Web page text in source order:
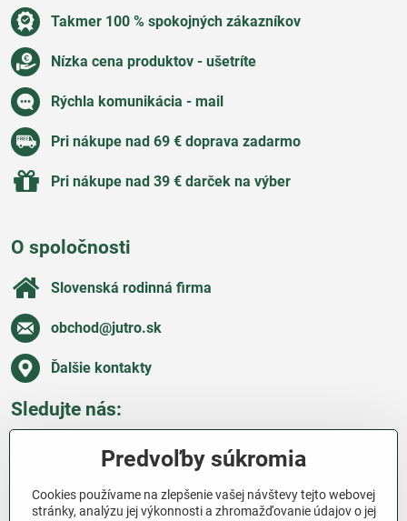
Takmer 100 % spokojných zákazníkov
Nízka cena produktov - ušetríte
Rýchla komunikácia - mail
Pri nákupe nad 69 € doprava zadarmo
Pri nákupe nad 39 € darček na výber
O spoločnosti
Slovenská rodinná firma
obchod​@jutro​.sk
Ďalšie kontakty
Sledujte nás:
Všetko o nákupe
Predvoľby súkromia
Cookies používame na zlepšenie vašej návštevy tejto webovej
stránky, analýzu jej výkonnosti a zhromažďovanie údajov o jej